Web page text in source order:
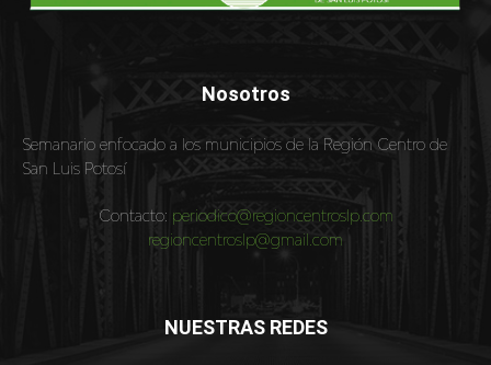
Nosotros
Semanario enfocado a los municipios de la Región Centro de
San Luis Potosí
Contacto: periodico@regioncentroslp.com
regioncentroslp@gmail.com
NUESTRAS REDES